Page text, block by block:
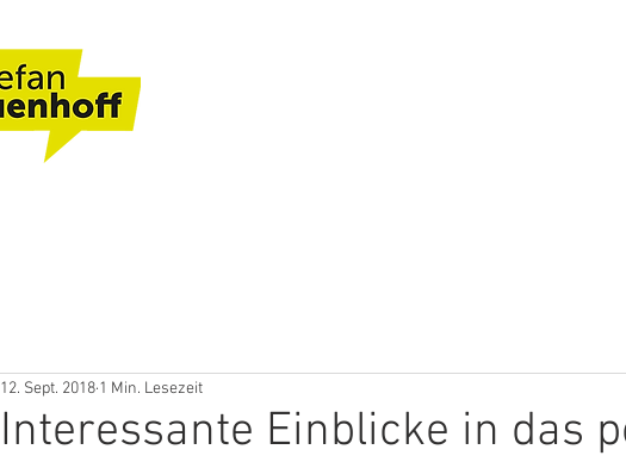
Interessante Einblicke in das
12. Sept. 2018 1 Min. Lesezeit